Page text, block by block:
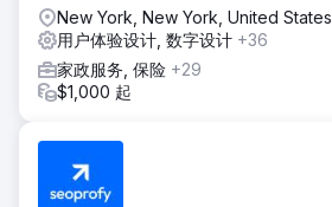
New York, New York, United States
用户体验设计, 数字设计 +36
家政服务, 保险 +29
$1,000 起